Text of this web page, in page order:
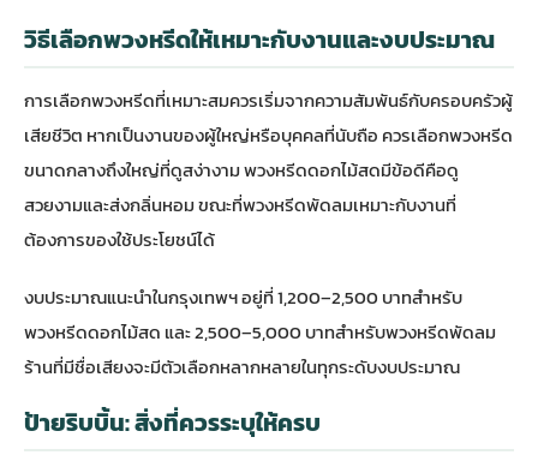
วิธีเลือกพวงหรีดให้เหมาะกับงานและงบประมาณ
การเลือกพวงหรีดที่เหมาะสมควรเริ่มจากความสัมพันธ์กับครอบครัวผู้
เสียชีวิต หากเป็นงานของผู้ใหญ่หรือบุคคลที่นับถือ ควรเลือกพวงหรีด
ขนาดกลางถึงใหญ่ที่ดูสง่างาม พวงหรีดดอกไม้สดมีข้อดีคือดู
สวยงามและส่งกลิ่นหอม ขณะที่พวงหรีดพัดลมเหมาะกับงานที่
ต้องการของใช้ประโยชน์ได้
งบประมาณแนะนำในกรุงเทพฯ อยู่ที่ 1,200–2,500 บาทสำหรับ
พวงหรีดดอกไม้สด และ 2,500–5,000 บาทสำหรับพวงหรีดพัดลม
ร้านที่มีชื่อเสียงจะมีตัวเลือกหลากหลายในทุกระดับงบประมาณ
ป้ายริบบิ้น: สิ่งที่ควรระบุให้ครบ